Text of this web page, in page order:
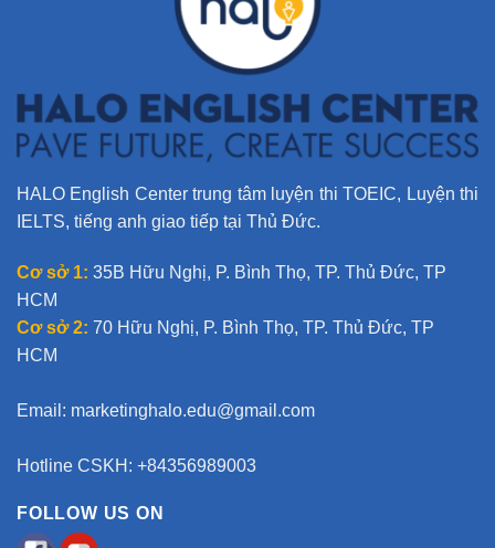
HALO English Center trung tâm luyện thi TOEIC, Luyện thi
IELTS, tiếng anh giao tiếp tại Thủ Đức.
Cơ sở 1: 35B Hữu Nghị, P. Bình Thọ, TP. Thủ Đức, TP
HCM
Cơ sở 2: 70 Hữu Nghị, P. Bình Thọ, TP. Thủ Đức, TP
HCM
Email: marketinghalo.edu@gmail.com
Hotline CSKH: +84356989003
FOLLOW US ON